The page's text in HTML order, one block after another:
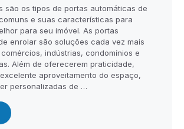
são os tipos de portas automáticas de
e suas características para
para seu imóvel. As portas
enrolar são soluções cada vez mais
indústrias, condomínios e
Além de oferecerem praticidade,
aproveitamento do espaço,
personalizadas de …